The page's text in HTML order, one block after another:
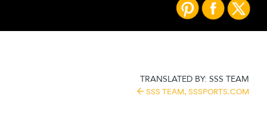
TRANSLATED BY:SSS TEAM
SSS TEAM, SSSPORTS.COM